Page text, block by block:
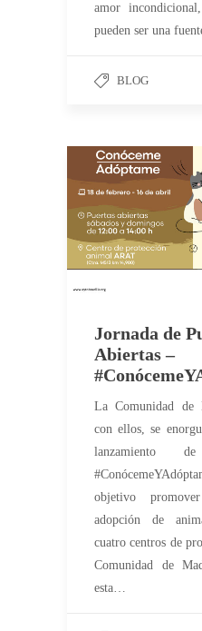
amor
pueden ser una
BLOG
Jornada de
Abiertas –
La Comunidad de
con ellos, se
lanzamiento
objetivo
adopción de
cuatro centros de
Comunidad de
esta…